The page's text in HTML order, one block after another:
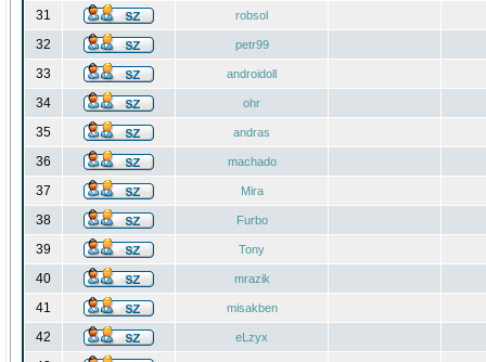
31 robsol
32 petr99
33 androidoll
34 ohr
35 andras
36 machado
37 Mira
38 Furbo
39 Tony
40 mrazik
41 misakben
42 eLzyx